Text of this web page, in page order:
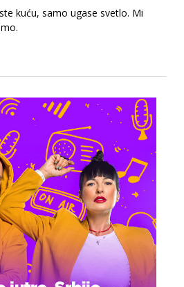
kuću, samo ugase svetlo. Mi